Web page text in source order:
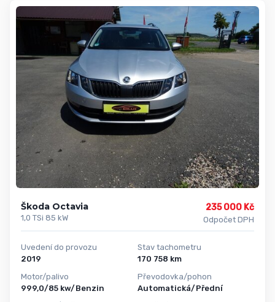
Škoda Octavia
1,0 TSi 85 kW
235 000 Kč
Odpočet DPH
Uvedení do provozu
2019
Motor/palivo
999,0/85 kw/Benzin
Stav tachometru
170 758 km
Převodovka/pohon
Automatická/Přední